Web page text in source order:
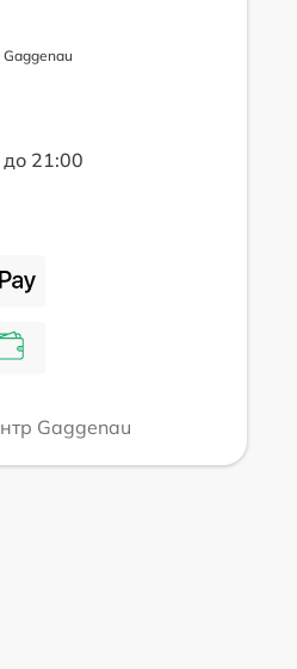
21:00
Gaggenau